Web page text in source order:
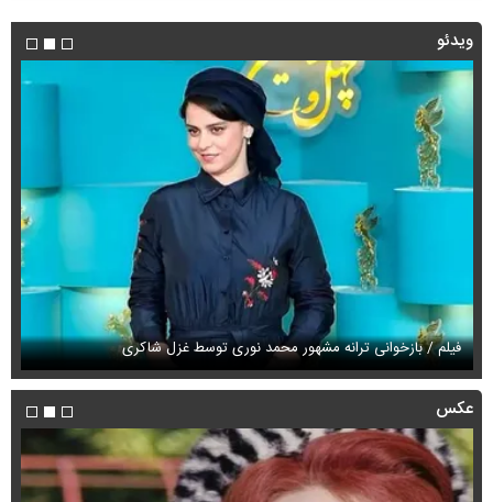
ویدئو
فیلم / بازخوانی ترانه مشهور محمد نوری توسط غزل شاکری
عکس